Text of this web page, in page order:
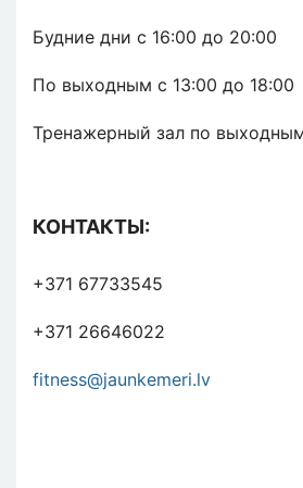
Будние дни с 16:00 до 20:00
По выходным с 13:00 до 18:00
Тренажерный зал по
КОНТАКТЫ:
+371 67733545
+371 26646022
fitness@jaunkemeri.lv